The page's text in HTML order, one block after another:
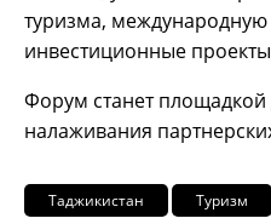
туризма, международную
инвестиционные
Форум станет
налаживания
Таджикистан Туризм